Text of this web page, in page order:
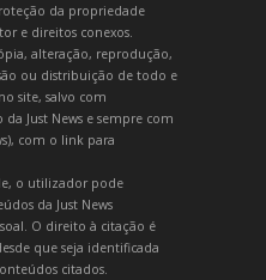
da propriedade
e direitos conexos.
alteração, reprodução,
ou distribuição de todo e
site, salvo com
Just News e sempre com
com o link para
o utilizador pode
da Just News
O direito à citação é
que seja identificada
citados.